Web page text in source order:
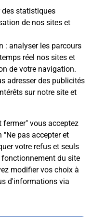
des statistiques
de nos sites et
: analyser les parcours
réel nos sites et
de votre navigation.
adresser des publicités
sur notre site et
fermer" vous acceptez
pas accepter et
votre refus et seuls
du site
modifier vos choix à
d'informations via
à 09h00
Haute-Marne